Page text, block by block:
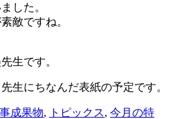
した。
敵ですね。
生です。
生にちなんだ表紙の予定です。
成果物, トピックス, 今月の特